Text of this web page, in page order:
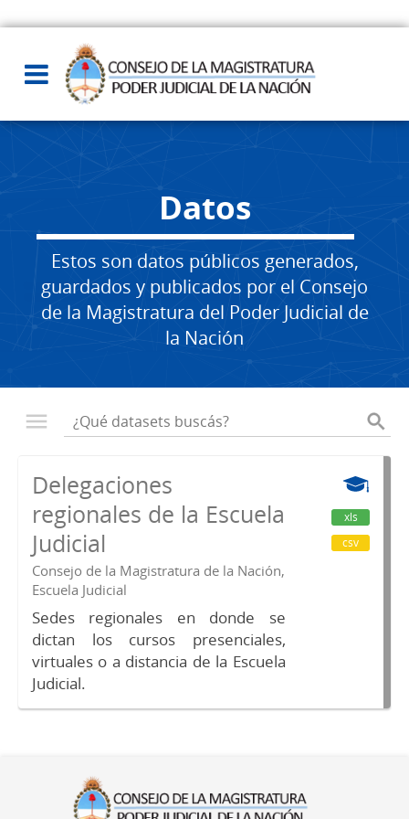
Datos
Estos son datos públicos generados,
guardados y publicados por el Consejo
de la Magistratura del Poder Judicial de
la Nación
Delegaciones
regionales de la Escuela
Judicial
Consejo de la Magistratura de la Nación,
Escuela Judicial
Sedes regionales en donde se
dictan los cursos presenciales,
virtuales o a distancia de la Escuela
Judicial.
xls
csv